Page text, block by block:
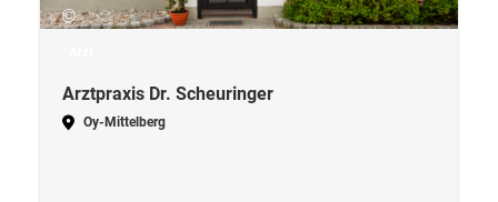
Arztpraxis Dr. Scheuringer
Oy-Mittelberg